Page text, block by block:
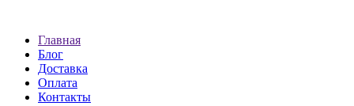
Главная
Блог
Доставка
Оплата
Контакты